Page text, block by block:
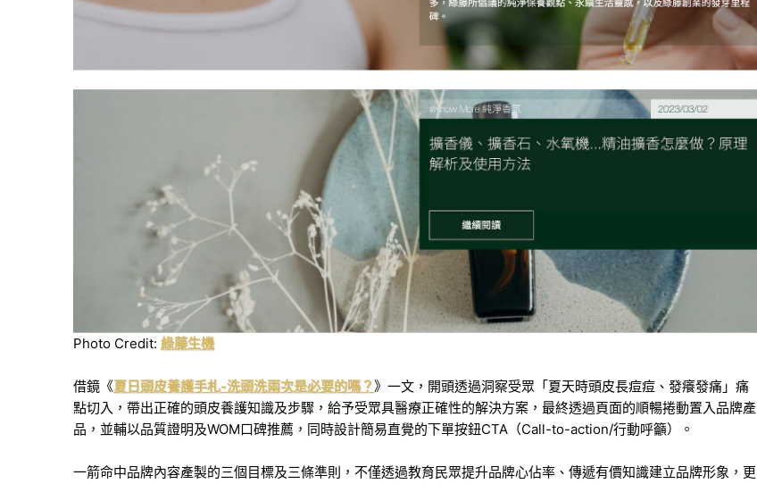
Photo Credit: 綠藤生機
借鏡《夏日頭皮養護手札-洗頭洗兩次是必要的嗎？》一文，開頭透過洞察受眾「夏天時頭皮長痘痘、發癢發痛」痛
點切入，帶出正確的頭皮養護知識及步驟，給予受眾具醫療正確性的解決方案，最終透過頁面的順暢捲動置入品牌產
品，並輔以品質證明及WOM口碑推薦，同時設計簡易直覺的下單按鈕CTA（Call-to-action/行動呼籲）。
一箭命中品牌內容產製的三個目標及三條準則，不僅透過教育民眾提升品牌心佔率、傳遞有價知識建立品牌形象，更